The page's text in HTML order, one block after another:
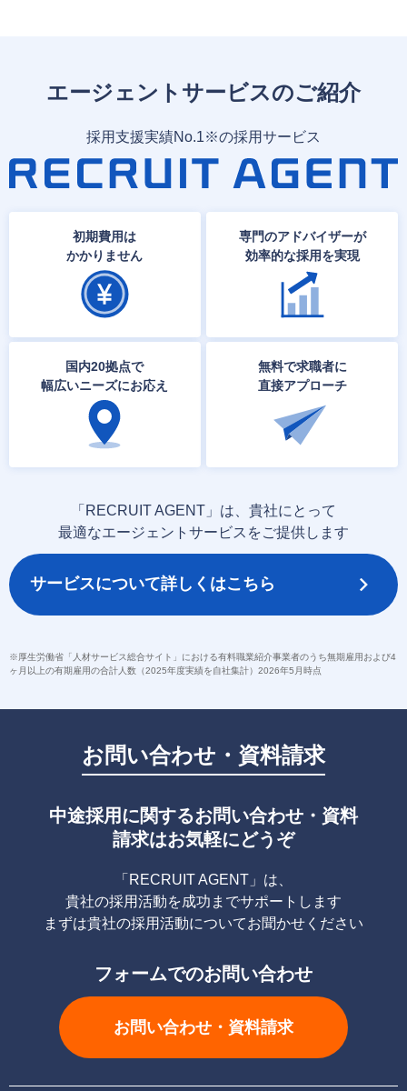
エージェントサービスのご紹介
採用支援実績No.1※の採用サービス
初期費用は
かかりません
専門のアドバイザーが
効率的な採用を実現
国内20拠点で
幅広いニーズにお応え
無料で求職者に
直接アプローチ
「RECRUIT AGENT」は、貴社にとって
最適なエージェントサービスをご提供します
サービスについて詳しくはこちら
※厚生労働省「人材サービス総合サイト」における有料職業紹介事業者のうち無期雇用および4
ヶ月以上の有期雇用の合計人数（2025年度実績を自社集計）2026年5月時点
お問い合わせ・資料請求
中途採用に関するお問い合わせ・資料
請求はお気軽にどうぞ
「RECRUIT AGENT」は、
貴社の採用活動を成功までサポートします
まずは貴社の採用活動についてお聞かせください
フォームでのお問い合わせ
お問い合わせ・資料請求